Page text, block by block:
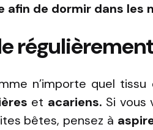
afin de dormir dans les
n’importe quel
et acariens. Si vous
bêtes, pensez à